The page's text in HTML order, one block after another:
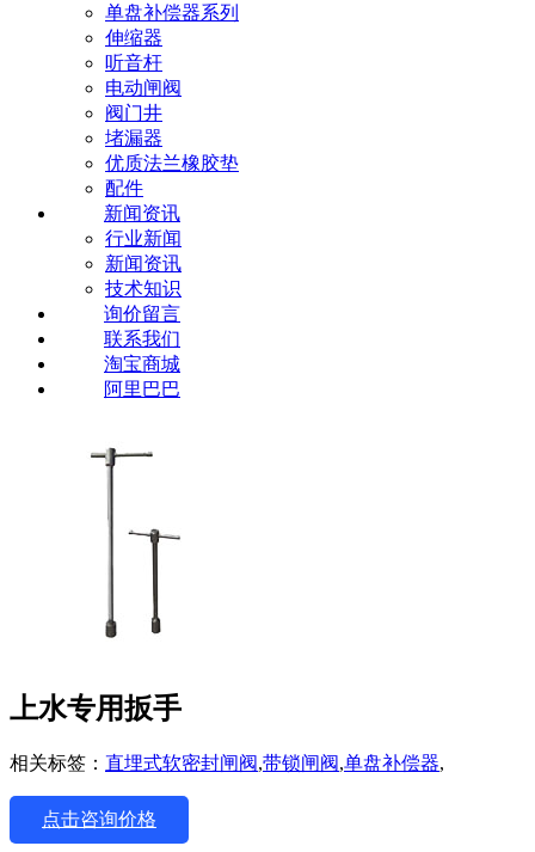
单盘补偿器系列
伸缩器
听音杆
电动闸阀
阀门井
堵漏器
优质法兰橡胶垫
配件
新闻资讯
行业新闻
新闻资讯
技术知识
询价留言
联系我们
淘宝商城
阿里巴巴
上水专用扳手
相关标签： 直埋式软密封闸阀,带锁闸阀,单盘补偿器,
点击咨询价格